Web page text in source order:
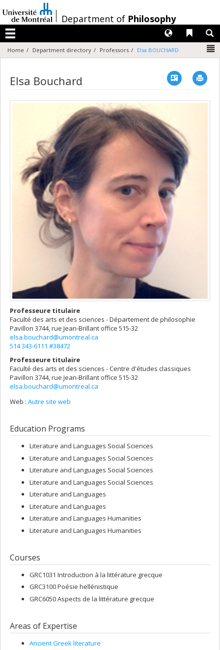
au
contenu
/Department of Philosophy
Menu
Liens
Langues
Home Department directory Professors Elsa BOUCHARD
Elsa Bouchard Vcard
Professeure titulaire
Faculté des arts et des sciences - Département de philosophie
Pavillon 3744, rue Jean-Brillant office 515-32
elsa.bouchard@umontreal.ca
514 343-6111 #38472
Professeure titulaire
Faculté des arts et des sciences - Centre d'études classiques
Pavillon 3744, rue Jean-Brillant office 515-32
elsa.bouchard@umontreal.ca
Web : Autre site web
Education Programs
Literature and Languages Social Sciences
Literature and Languages Social Sciences
Literature and Languages Social Sciences
Literature and Languages Social Sciences
Literature and Languages
Literature and Languages
Literature and Languages Humanities
Literature and Languages Humanities
Courses
GRC1031 Introduction à la littérature grecque
GRC3100 Poésie hellénistique
GRC6050 Aspects de la littérature grecque
Areas of Expertise
Ancient Greek literature